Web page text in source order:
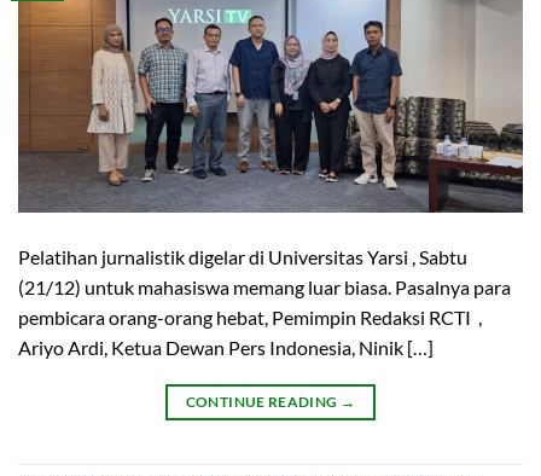
Pelatihan jurnalistik digelar di Universitas Yarsi , Sabtu
(21/12) untuk mahasiswa memang luar biasa. Pasalnya para
pembicara orang-orang hebat, Pemimpin Redaksi RCTI ,
Ariyo Ardi, Ketua Dewan Pers Indonesia, Ninik […]
CONTINUE READING →